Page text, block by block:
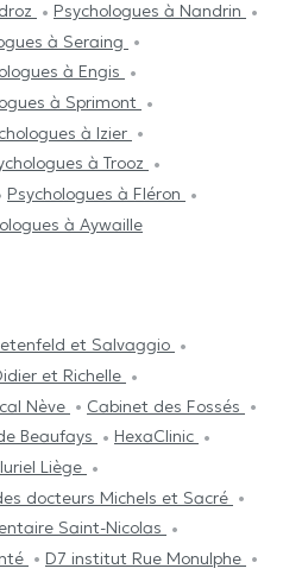
Psychologues à Nandrin
à Seraing
à Engis
à Sprimont
à Izier
à Trooz
Psychologues à Fléron
à Aywaille
et Salvaggio
et Richelle
Nève
Cabinet des Fossés
Beaufays
HexaClinic
Liège
docteurs Michels et Sacré
Saint-Nicolas
D7 institut Rue Monulphe